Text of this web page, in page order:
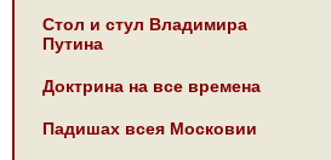
Стол и стул Владимира
Путина
Доктрина на все времена
Падишах всея Московии